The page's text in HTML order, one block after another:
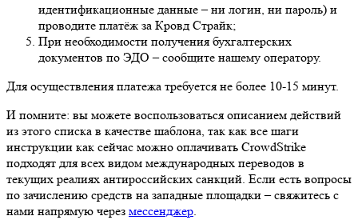
идентификационные данные – ни логин, ни пароль) и
проводите платёж за Кровд Страйк;
При необходимости получения бухгалтерских
документов по ЭДО – сообщите нашему оператору.
Для осуществления платежа требуется не более 10-15 минут.
И помните: вы можете воспользоваться описанием действий
из этого списка в качестве шаблона, так как все шаги
инструкции как сейчас можно оплачивать CrowdStrike
подходят для всех видом международных переводов в
текущих реалиях антироссийских санкций. Если есть вопросы
по зачислению средств на западные площадки – свяжитесь с
нами напрямую через мессенджер.